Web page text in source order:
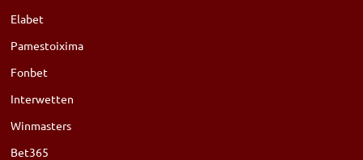
Elabet
Pamestoixima
Fonbet
Interwetten
Winmasters
Bet365